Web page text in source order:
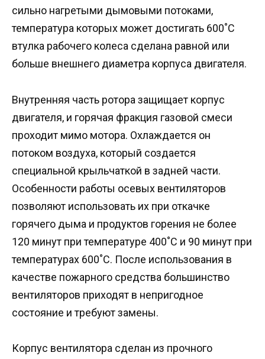
сильно нагретыми дымовыми потоками,
температура которых может достигать 600˚С
втулка рабочего колеса сделана равной или
больше внешнего диаметра корпуса двигателя.
Внутренняя часть ротора защищает корпус
двигателя, и горячая фракция газовой смеси
проходит мимо мотора. Охлаждается он
потоком воздуха, который создается
специальной крыльчаткой в задней части.
Особенности работы осевых вентиляторов
позволяют использовать их при откачке
горячего дыма и продуктов горения не более
120 минут при температуре 400˚С и 90 минут при
температурах 600˚С. После использования в
качестве пожарного средства большинство
вентиляторов приходят в непригодное
состояние и требуют замены.
Корпус вентилятора сделан из прочного